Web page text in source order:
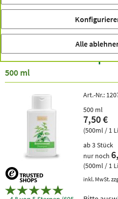
versandkostenfrei
innerhalb Deutschlands
Brennnessel-Shampoo
500 ml
Art.-Nr.:
500 ml
7,50 €
(500ml / 1
ab 3 Stück
nur noch
(500ml / 1
inkl. MwSt.
Alle